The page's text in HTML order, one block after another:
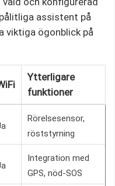
assistent på
viktiga ögonblick på
Ytterligare
funktioner
Rörelsesensor,
röststyrning
Integration med
GPS, nöd-SOS